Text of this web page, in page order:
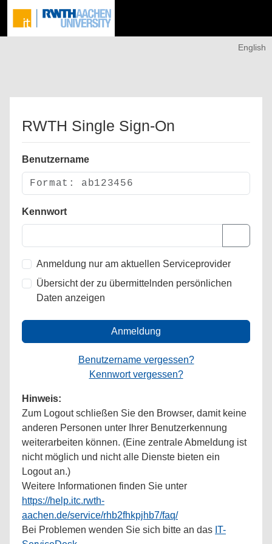
English
RWTH Single Sign-On
Benutzername
Kennwort
Anmeldung nur am aktuellen Serviceprovider
Übersicht der zu übermittelnden persönlichen
Daten anzeigen
Anmeldung
Benutzername vergessen?
Kennwort vergessen?
Hinweis:
Zum Logout schließen Sie den Browser, damit keine
anderen Personen unter Ihrer Benutzerkennung
weiterarbeiten können. (Eine zentrale Abmeldung ist
nicht möglich und nicht alle Dienste bieten ein
Logout an.)
Weitere Informationen finden Sie unter
https://help.itc.rwth-
aachen.de/service/rhb2fhkpjhb7/faq/
Bei Problemen wenden Sie sich bitte an das IT-